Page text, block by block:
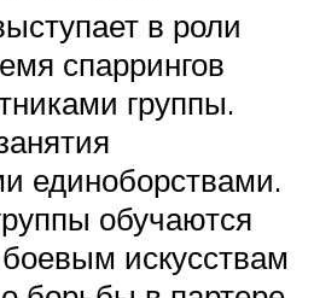
в роли
спаррингов
группы.
единоборствами.
обучаются
искусствам